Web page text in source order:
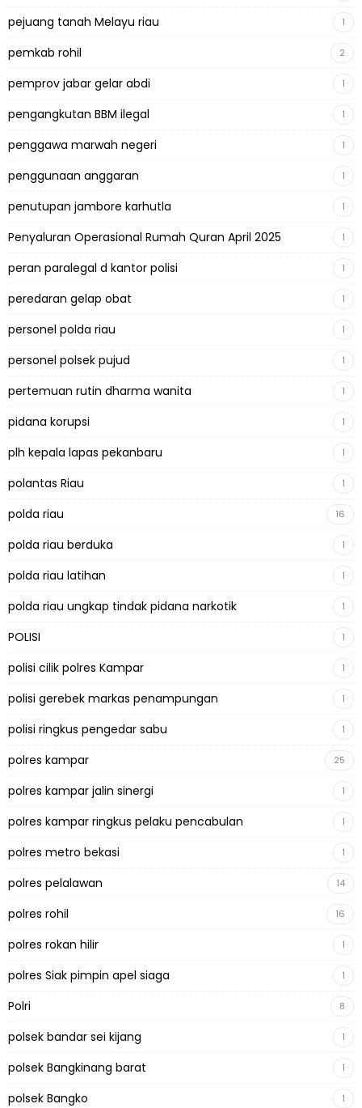
pejuang tanah Melayu riau 1
pemkab rohil 2
pemprov jabar gelar abdi 1
pengangkutan BBM ilegal 1
penggawa marwah negeri 1
penggunaan anggaran 1
penutupan jambore karhutla 1
Penyaluran Operasional Rumah Quran April 2025 1
peran paralegal d kantor polisi 1
peredaran gelap obat 1
personel polda riau 1
personel polsek pujud 1
pertemuan rutin dharma wanita 1
pidana korupsi 1
plh kepala lapas pekanbaru 1
polantas Riau 1
polda riau 16
polda riau berduka 1
polda riau latihan 1
polda riau ungkap tindak pidana narkotik 1
POLISI 1
polisi cilik polres Kampar 1
polisi gerebek markas penampungan 1
polisi ringkus pengedar sabu 1
polres kampar 25
polres kampar jalin sinergi 1
polres kampar ringkus pelaku pencabulan 1
polres metro bekasi 1
polres pelalawan 14
polres rohil 16
polres rokan hilir 1
polres Siak pimpin apel siaga 1
Polri 8
polsek bandar sei kijang 1
polsek Bangkinang barat 1
polsek Bangko 1